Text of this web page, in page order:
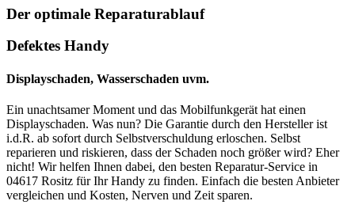
Der optimale Reparaturablauf
Defektes Handy
Displayschaden, Wasserschaden uvm.
Ein unachtsamer Moment und das Mobilfunkgerät hat einen
Displayschaden. Was nun? Die Garantie durch den Hersteller ist
i.d.R. ab sofort durch Selbstverschuldung erloschen. Selbst
reparieren und riskieren, dass der Schaden noch größer wird? Eher
nicht! Wir helfen Ihnen dabei, den besten Reparatur-Service in
04617 Rositz für Ihr Handy zu finden. Einfach die besten Anbieter
vergleichen und Kosten, Nerven und Zeit sparen.